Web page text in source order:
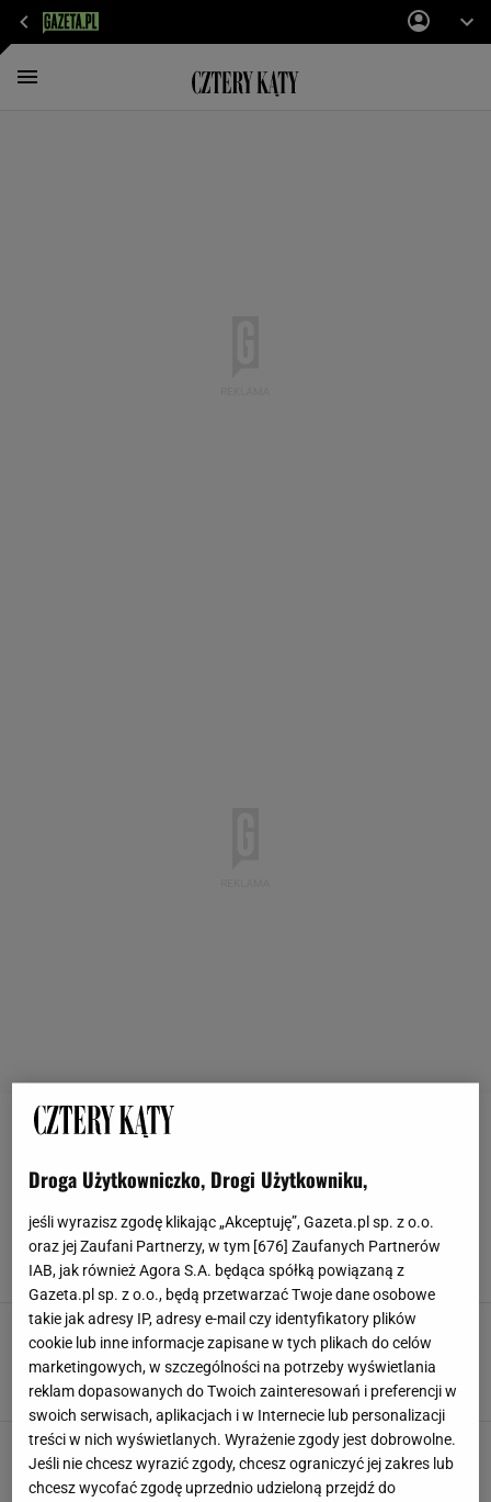
PIELĘGNACJA STORCZYKÓW
W ten sposób nigdy nie przelejesz ani nie
do doniczki
JAK PIELĘGNOWAĆ STORCZYKI JAK PODLEWAĆ STORCZYKI
KWIATY DONICZKOWE
PIELĘGNACJA STORCZYKÓW
Pamiętaj o tym, podlewając storczyka zimą.
Unikniesz przelania i gnicia rośliny
JAK PIELĘGNOWAĆ STORCZYKI
JAK PODLEWAĆ STORCZYKI
PIELĘGNACJA STORCZYKÓW
PORADY
Nie wyrzucaj ich do kosza. Zrób z nich domową
odżywkę do storczyka. Piękne pąki
gwarantowane
Droga Użytkowniczko, Drogi Użytkowniku,
jeśli wyrazisz zgodę klikając „Akceptuję”, Gazeta.pl sp. z o.o.
oraz jej Zaufani Partnerzy, w tym [676] Zaufanych Partnerów
IAB, jak również Agora S.A. będąca spółką powiązaną z
Gazeta.pl sp. z o.o., będą przetwarzać Twoje dane osobowe
takie jak adresy IP, adresy e-mail czy identyfikatory plików
cookie lub inne informacje zapisane w tych plikach do celów
marketingowych, w szczególności na potrzeby wyświetlania
reklam dopasowanych do Twoich zainteresowań i preferencji w
swoich serwisach, aplikacjach i w Internecie lub personalizacji
treści w nich wyświetlanych. Wyrażenie zgody jest dobrowolne.
Jeśli nie chcesz wyrazić zgody, chcesz ograniczyć jej zakres lub
chcesz wycofać zgodę uprzednio udzieloną przejdź do